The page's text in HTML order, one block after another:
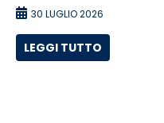
30 LUGLIO 2026
LEGGI TUTTO